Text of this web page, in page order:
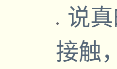
说
接触